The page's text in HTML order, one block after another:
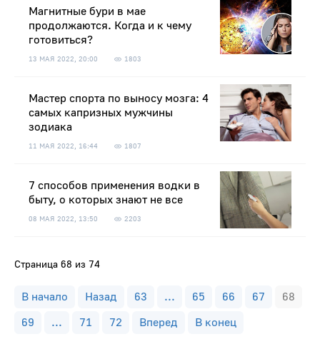
Магнитные бури в мае
продолжаются. Когда и к чему
готовиться?
13 МАЯ 2022, 20:00 1803
Мастер спорта по выносу мозга: 4
самых капризных мужчины
зодиака
11 МАЯ 2022, 16:44 1807
7 способов применения водки в
быту, о которых знают не все
08 МАЯ 2022, 13:50 2203
Страница 68 из 74
В начало Назад 63 ... 65 66 67
68
69
... 71 72 Вперед В конец